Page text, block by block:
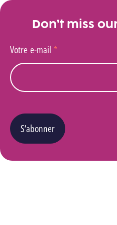
Don’t miss
Votre e-mail *
S’abonner